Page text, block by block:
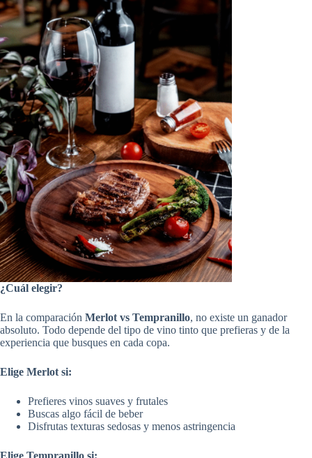
¿Cuál elegir?
En la comparación Merlot vs Tempranillo, no existe un ganador
absoluto. Todo depende del tipo de vino tinto que prefieras y de la
experiencia que busques en cada copa.
Elige Merlot si:
Prefieres vinos suaves y frutales
Buscas algo fácil de beber
Disfrutas texturas sedosas y menos astringencia